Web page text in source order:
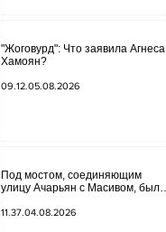
"Жоговурд": Что заявила Агнеса
Хамоян?
09.12.05.08.2026
Под мостом, соединяющим
улицу Ачарьян с Масивом, было
котором были найдены две
11.37.04.08.2026